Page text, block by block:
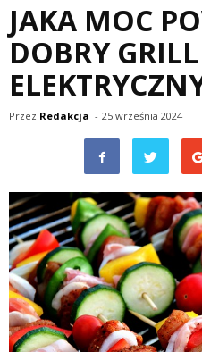
JAKA MOC
DOBRY GRILL
Przez Redakcja - 25 września 2024